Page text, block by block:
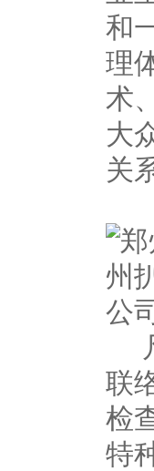
和
理
术
大
关
联
检
特